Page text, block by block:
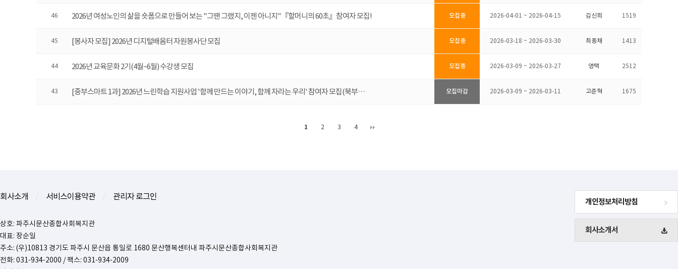
46 2026년 여성노인의 삶을 숏폼으로 만들어 보는 "그땐 그랬지, 이젠 아니지"『할머니의 60초』참여자 모집! 모집중 2026-04-01 ~ 2026-04-15 김신희 1519
45 [봉사자 모집] 2026년 디지털배움터 자원봉사단 모집 모집중 2026-03-18 ~ 2026-03-30 최종채 1413
44 2026년 교육문화 2기(4월~6월) 수강생 모집 모집중 2026-03-09 ~ 2026-03-27 영택 2512
43 [중부스마트 1과] 2026년 느린학습 지원사업 '함께 만드는 이야기, 함께 자라는 우리' 참여자 모집(북부… 모집마감 2026-03-09 ~ 2026-03-11 고준혁 1675
1 2 3 4
회사소개 서비스이용약관 관리자 로그인
상호: 파주시문산종합사회복지관
대표: 장순일
주소: (우)10813 경기도 파주시 문산읍 통일로 1680 문산행복센터내 파주시문산종합사회복지관
전화: 031-934-2000 / 팩스: 031-934-2009
개인정보처리방침
회사소개서